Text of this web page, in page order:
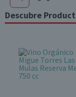
Descubre